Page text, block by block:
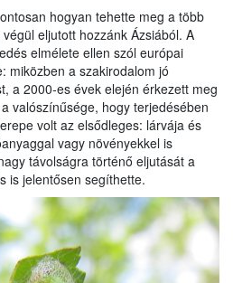
hogyan tehette meg a több
eljutott hozzánk Ázsiából. A
elmélete ellen szól európai
miközben a szakirodalom jó
a 2000-es évek elején érkezett meg
valószínűsége, hogy terjedésében
volt az elsődleges: lárvája és
vagy növényekkel is
távolságra történő eljutását a
is jelentősen segíthette.